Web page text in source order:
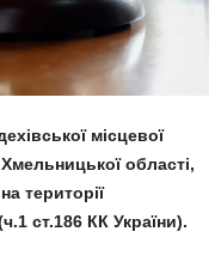
місцевої
області,
території
ст.186 КК України).